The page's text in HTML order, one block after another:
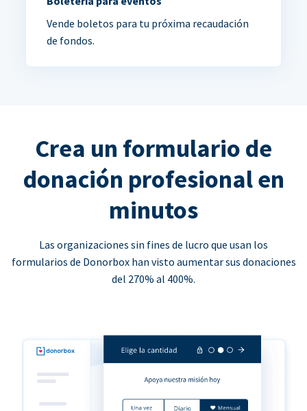
Vende boletos para tu próxima recaudación
de fondos.
Crea un formulario de
donación profesional en
minutos
Las organizaciones sin fines de lucro que usan los
formularios de Donorbox han visto aumentar sus donaciones
del 270% al 400%.